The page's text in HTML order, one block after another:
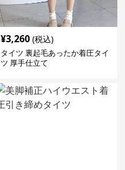
¥3,260 (税込)
タイツ 裏起毛あったか着圧タイ
ツ 厚手仕立て